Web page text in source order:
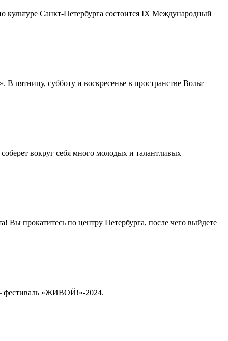
культуре Санкт-Петербурга состоится IX Международный
пятницу, субботу и воскресенье в пространстве Вольт
вокруг себя много молодых и талантливых
Вы прокатитесь по центру Петербурга, после чего выйдете
— фестиваль «ЖИВОЙ!»-2024.